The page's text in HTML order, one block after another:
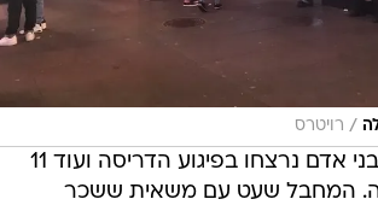
/ רויטרס
לפחות שמונה בני אדם נרצחו בפיגוע הדריסה ועוד 11
המחבל שעט עם משאית ששכר